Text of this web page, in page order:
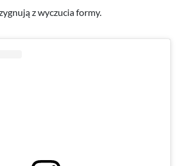
z wyczucia formy.